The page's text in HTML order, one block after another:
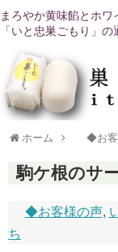
まろやか黄味餡とホ
「いと忠巣ごもり」
ホーム ◆お客
駒ケ根のサ
◆お客様の声,
ち